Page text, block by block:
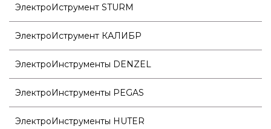
ЭлектроИструмент STURM
ЭлектроИструмент КАЛИБР
ЭлектроИнструменты DENZEL
ЭлектроИнструменты PEGAS
ЭлектроИнструменты HUTER